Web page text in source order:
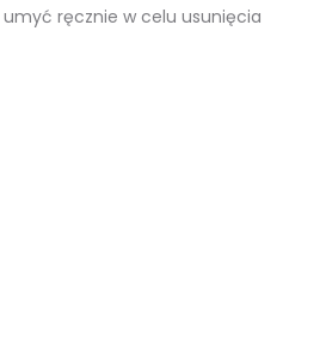
ręcznie w celu usunięcia